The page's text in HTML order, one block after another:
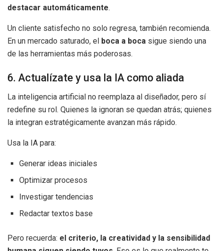
destacar automáticamente.
Un cliente satisfecho no solo regresa, también recomienda.
En un mercado saturado, el boca a boca sigue siendo una
de las herramientas más poderosas.
6. Actualízate y usa la IA como aliada
La inteligencia artificial no reemplaza al diseñador, pero sí
redefine su rol. Quienes la ignoran se quedan atrás; quienes
la integran estratégicamente avanzan más rápido.
Usa la IA para:
Generar ideas iniciales
Optimizar procesos
Investigar tendencias
Redactar textos base
Pero recuerda: el criterio, la creatividad y la sensibilidad